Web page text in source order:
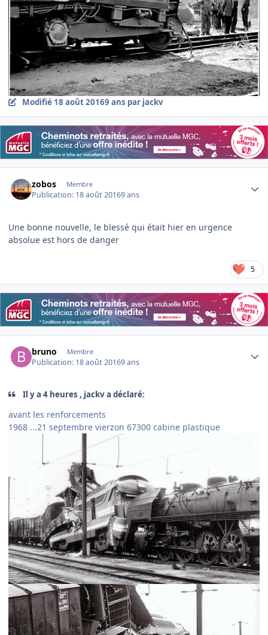
Modifié 18 août 20169 ans par jackv
zobos Membre
Publication: 18 août 20169 ans
Une bonne nouvelle, le blessé qui était hier en urgence
absolue est hors de danger
5
bruno Membre
Publication: 18 août 20169 ans
Il y a 4 heures , jackv a déclaré:
avant les renforcements
1968 ...21 septembre vierzon 67300 cabine plastique